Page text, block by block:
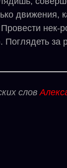
движения,
Поглядеть
слов